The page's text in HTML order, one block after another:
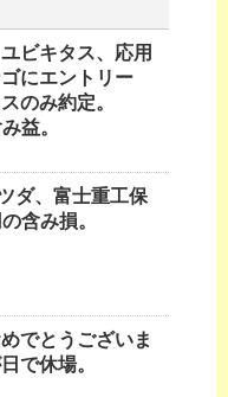
ビキタス、応用
にエントリー
のみ約定。
益。
ダ、富士重工保
含み損。
でとうございま
で休場。